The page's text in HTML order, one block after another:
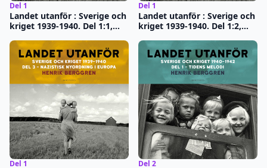
Del 1
Landet utanför : Sverige och
kriget 1939-1940. Del 1:1,
Del 1
Landet utanför : Sverige och
kriget 1939-1940. Del 1:2,
Del 1 Del 2